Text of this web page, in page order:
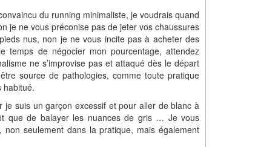
du running minimaliste, je voudrais quand
je ne vous préconise pas de jeter vos chaussures
nus, non je ne vous incite pas à acheter des
de négocier mon pourcentage, attendez
ne s’improvise pas et attaqué dès le départ
source de pathologies, comme toute pratique
habitué.
suis un garçon excessif et pour aller de blanc à
que de balayer les nuances de gris … Je vous
non seulement dans la pratique, mais également